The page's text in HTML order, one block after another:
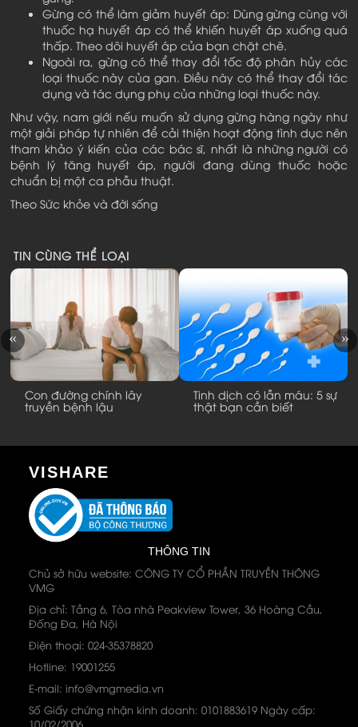
Gừng có thể làm giảm huyết áp: Dùng gừng cùng với
thuốc hạ huyết áp có thể khiến huyết áp xuống quá
thấp. Theo dõi huyết áp của bạn chặt chẽ.
Ngoài ra, gừng có thể thay đổi tốc độ phân hủy các
loại thuốc này của gan. Điều này có thể thay đổi tác
dụng và tác dụng phụ của những loại thuốc này.
Như vậy, nam giới nếu muốn sử dụng gừng hàng ngày như
một giải pháp tự nhiên để cải thiện hoạt động tình dục nên
tham khảo ý kiến của các bác sĩ, nhất là những người có
bệnh lý tăng huyết áp, người đang dùng thuốc hoặc
chuẩn bị một ca phẫu thuật.
Theo Sức khỏe và đời sống
TIN CÙNG THỂ LOẠI
Tinh dịch có lẫn máu: 5 sự
thật bạn cần biết
Cách tính giúp nam
nhận biết có bị xuất
sớm hay không?...
VISHARE
THÔNG TIN
Chủ sở hữu website: CÔNG TY CỔ PHẦN TRUYỀN THÔNG
VMG
Địa chỉ: Tầng 6, Tòa nhà Peakview Tower, 36 Hoàng Cầu,
Đống Đa, Hà Nội
Điện thoại: 024-35378820
Hotline: 19001255
E-mail: info@vmgmedia.vn
Số Giấy chứng nhận kinh doanh: 0101883619 Ngày cấp:
10/02/2006